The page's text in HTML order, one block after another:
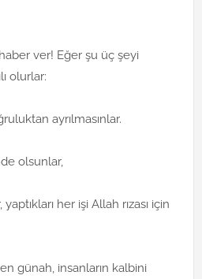
ver! Eğer şu üç şeyi
olurlar:
ayrılmasınlar.
olsunlar,
her işi Allah rızası için
günah, insanların kalbini